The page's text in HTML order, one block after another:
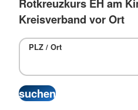
Kreisverband vor Ort
PLZ / Ort